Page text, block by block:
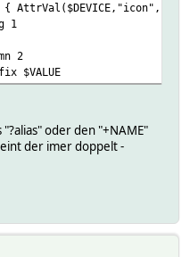
1
2
$VALUE
oder den "+NAME"
der imer doppelt -